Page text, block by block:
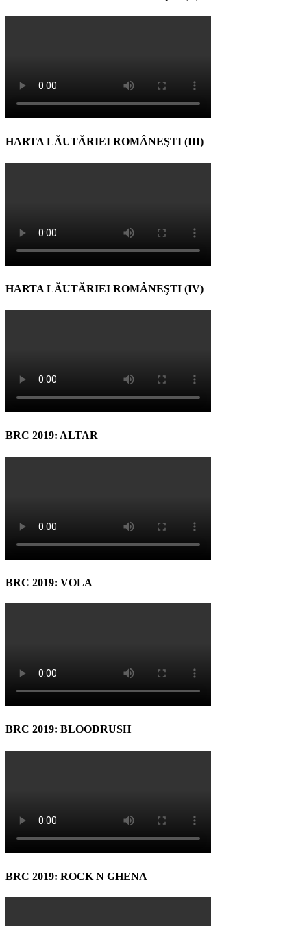
HARTA LĂUTĂRIEI ROMÂNEŞTI (III)
HARTA LĂUTĂRIEI ROMÂNEŞTI (IV)
BRC 2019: ALTAR
BRC 2019: VOLA
BRC 2019: BLOODRUSH
BRC 2019: ROCK N GHENA